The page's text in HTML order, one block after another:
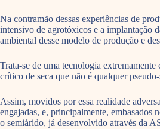
Na contramão dessas experiências de
intensivo de agrotóxicos e a implantação
ambiental desse modelo de produção e
Trata-se de uma tecnologia
crítico de seca que não é qualquer
Assim, movidos por essa realidade
engajadas, e, principalmente, embasados
o semiárido, já desenvolvido através da